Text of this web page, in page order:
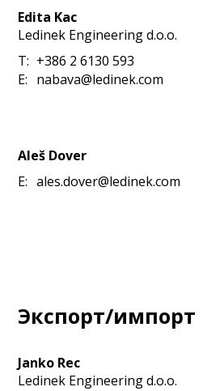
Edita Kac
Ledinek Engineering d.o.o.
T: +386 2 6130 593
E: nabava@ledinek.com
Aleš Dover
E: ales.dover@ledinek.com
Экспорт/импорт
Janko Rec
Ledinek Engineering d.o.o.